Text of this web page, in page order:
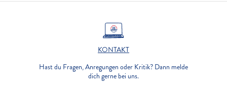
KONTAKT
Hast du Fragen, Anregungen oder Kritik? Dann melde
dich gerne bei uns.